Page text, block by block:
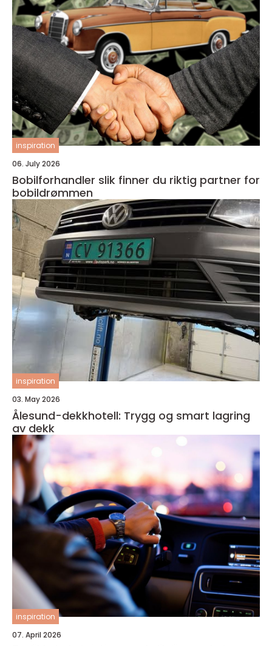
inspiration
06. July 2026
Bobilforhandler slik finner du riktig partner for
bobildrømmen
inspiration
03. May 2026
Ålesund-dekkhotell: Trygg og smart lagring
av dekk
inspiration
07. April 2026